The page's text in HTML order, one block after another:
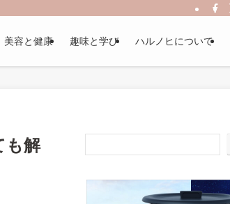
美容と健康 趣味と学び ハルノヒについて
も解